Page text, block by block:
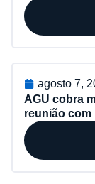
agosto 7,
AGU cobra
reunião com